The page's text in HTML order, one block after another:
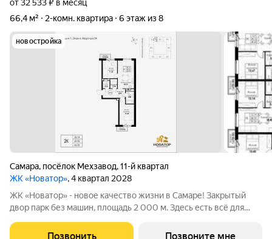
от 32 533 ₽ в месяц
66,4 м²
2-комн. квартира 6 этаж из 8
новостройка
Самара, посёлок Мехзавод,11-й квартал
ЖК «Новатор», 4 квартал 2028
ЖК «Новатор» - новое качество жизни в Самаре! Закрытый
двор парк без машин, площадь 2 000 м. Здесь есть всё для
спортивные зоны ландшафтное озеленение Безопасность на
Позвонить Позвоните мне